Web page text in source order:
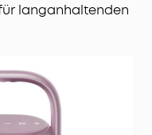
langanhaltenden